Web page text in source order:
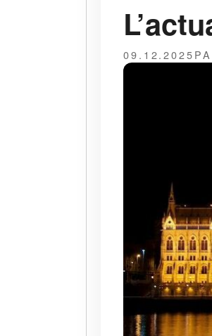
09.12.2025